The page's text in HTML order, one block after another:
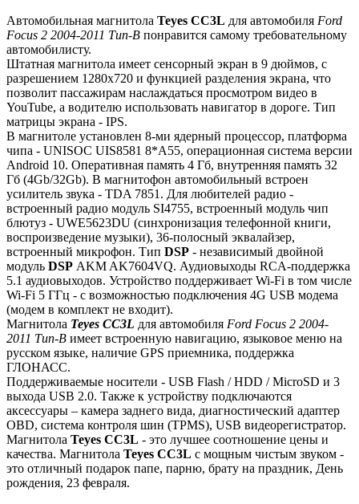
Автомобильная магнитола Teyes СС3L для автомобиля Ford
Focus 2 2004-2011 Тип-B понравится самому требовательному
автомобилисту.
Штатная магнитола имеет сенсорный экран в 9 дюймов, с
разрешением 1280х720 и функцией разделения экрана, что
позволит пассажирам наслаждаться просмотром видео в
YouTube, а водителю использовать навигатор в дороге. Тип
матрицы экрана - IPS.
В магнитоле установлен 8-ми ядерный процессор, платформа
чипа - UNISOC UIS8581 8*A55, операционная система версии
Android 10. Оперативная память 4 Гб, внутренняя память 32
Гб (4Gb/32Gb). В магнитофон автомобильный встроен
усилитель звука - TDA 7851. Для любителей радио -
встроенный радио модуль SI4755, встроенный модуль чип
блютуз - UWE5623DU (синхронизация телефонной книги,
воспроизведение музыки), 36-полосный эквалайзер,
встроенный микрофон. Тип DSP - независимый двойной
модуль DSP AKM AK7604VQ. Аудиовыходы RCA-поддержка
5.1 аудиовыходов. Устройство поддерживает Wi-Fi в том числе
Wi-Fi 5 ГГц - с возможностью подключения 4G USB модема
(модем в комплект не входит).
Магнитола Teyes СС3L для автомобиля Ford Focus 2 2004-
2011 Тип-B имеет встроенную навигацию, языковое меню на
русском языке, наличие GPS приемника, поддержка
ГЛОНАСС.
Поддерживаемые носители - USB Flash / HDD / MicroSD и 3
выхода USB 2.0. Также к устройству подключаются
аксессуары – камера заднего вида, диагностический адаптер
OBD, система контроля шин (TPMS), USB видеорегистратор.
Магнитола Teyes СС3L - это лучшее соотношение цены и
качества. Магнитола Teyes CC3L с мощным чистым звуком -
это отличный подарок папе, парню, брату на праздник, День
рождения, 23 февраля.